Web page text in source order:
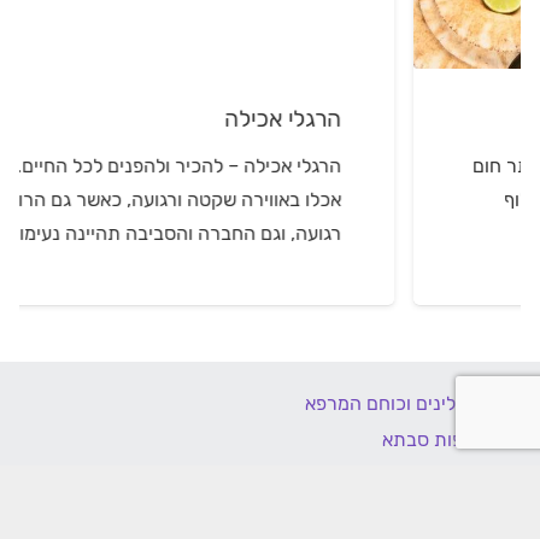
הרגלי אכילה – להכיר ולהפנים לכל החיים…!
אכלו באווירה שקטה ורגועה, כאשר גם הרוח
רגועה, וגם החברה והסביבה תהיינה נעימות.…
התבלינים וכוחם המרפא
תרופות סבתא